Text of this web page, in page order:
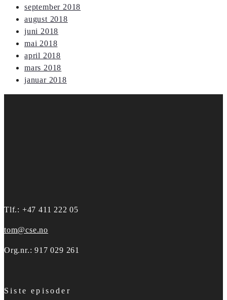
september 2018
august 2018
juni 2018
mai 2018
april 2018
mars 2018
januar 2018
Tlf.: +47 411 222 05
tom@cse.no
Org.nr.: 917 029 261
Siste episoder